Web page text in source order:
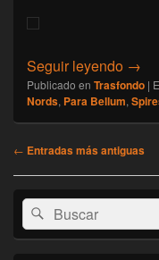
Seguir leyendo →
Publicado en Trasfondo |
Nords, Para Bellum,
Navegación
← Entradas más antiguas
área
de
widget
Buscar
por:
Buscar